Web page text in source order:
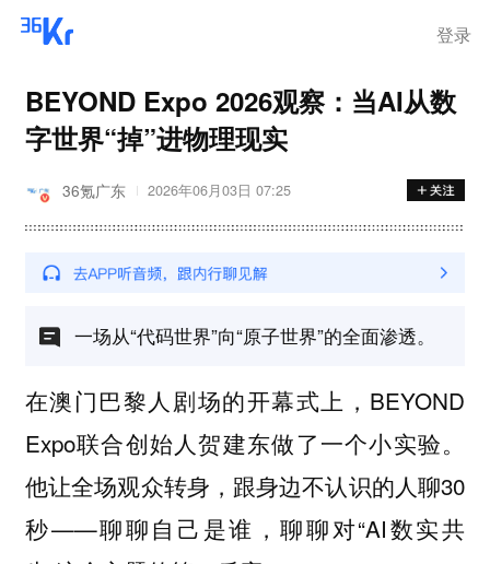
登录
BEYOND Expo 2026观察：当AI从数
字世界“掉”进物理现实
36氪广东 2026年06月03日 07:25
一场从“代码世界”向“原子世界”的全面渗透。
在澳门巴黎人剧场的开幕式上，BEYOND
Expo联合创始人贺建东做了一个小实验。
他让全场观众转身，跟身边不认识的人聊30
秒——聊聊自己是谁，聊聊对“AI数实共